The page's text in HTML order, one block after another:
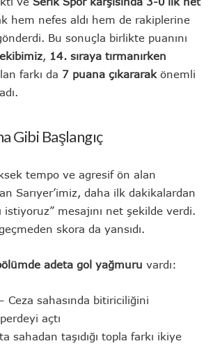
hem nefes aldı hem de rakiplerine
Bu sonuçla birlikte puanını
, 14. sıraya tırmanırken
farkı da 7 puana çıkararakönemli
Gibi Başlangıç
tempo ve agresif ön alan
Sarıyer’imiz, daha ilk dakikalardan
istiyoruz” mesajını net şekilde verdi.
skora da yansıdı.
adeta gol yağmuru vardı:
Ceza sahasında bitiriciliğini
açtı
sahadan taşıdığı topla farkı ikiye